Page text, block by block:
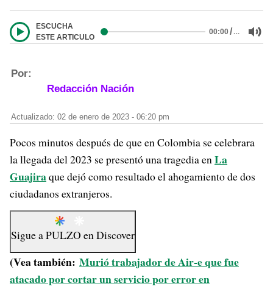
ESCUCHA
ESTE ARTICULO
00:00/…
Por:
Redacción Nación
Actualizado: 02 de enero de 2023 - 06:20 pm
Pocos minutos después de que en Colombia se celebrara
la llegada del 2023 se presentó una tragedia enLa
Guajiraque dejó como resultado el ahogamiento de dos
ciudadanos extranjeros.
Sigue aPULZO enDiscover
(Vea también: Murió trabajador de Air-e que fue
atacado por cortar un servicio por error en